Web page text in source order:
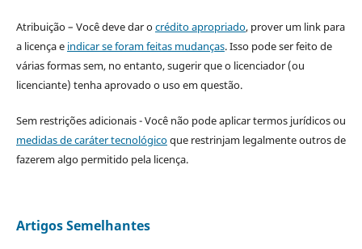
Atribuição – Você deve dar ocrédito apropriado, prover um link para
a licença e indicar se foram feitas mudanças. Isso pode ser feito de
várias formas sem, no entanto, sugerir que o licenciador (ou
licenciante) tenha aprovado o uso em questão.
Sem restrições adicionais - Você não pode aplicar termos jurídicos ou
medidas de caráter tecnológicoque restrinjam legalmente outros de
fazerem algo permitido pela licença.
Artigos Semelhantes